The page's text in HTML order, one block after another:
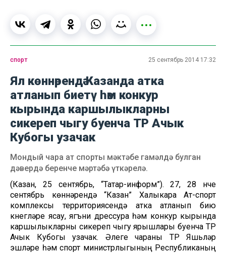
спорт 25 сентябрь 2014 17:32
Ял көннәрендә Казанда атка
атланып биетү һәм конкур
кырында каршылыкларны
сикереп чыгу буенча ТР Ачык
Кубогы узачак
Мондый чара ат спорты мәктәбе гамәлдә булган
дәвердә беренче мәртәбә үткәрелә.
(Казан, 25 сентябрь, “Татар-информ”). 27, 28 нче
сентябрь көннәрендә “Казан” Халыкара Ат-спорт
комплексы территориясендә атка атланып бию
күнегүләре ясау, ягъни дрессура һәм конкур кырында
каршылыкларны сикереп чыгу ярышлары буенча ТР
Ачык Кубогы узачак. Әлеге чараны ТР Яшьләр
эшләре һәм спорт министрлыгының Республиканың